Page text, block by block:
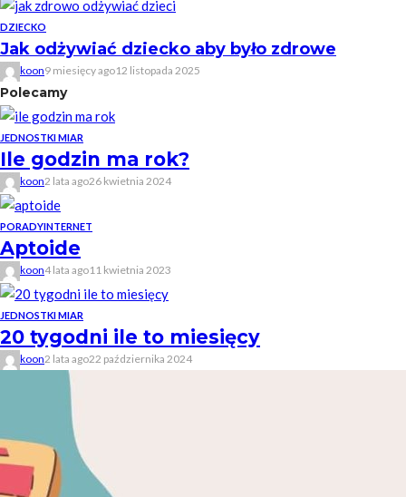
DZIECKO
Jak odżywiać dziecko aby było zdrowe
koon9 miesięcy ago12 listopada 2025
Polecamy
JEDNOSTKI MIAR
Ile godzin ma rok?
koon2 lata ago26 kwietnia 2024
PORADYINTERNET
Aptoide
koon4 lata ago11 kwietnia 2023
JEDNOSTKI MIAR
20 tygodni ile to miesięcy
koon2 lata ago22 października 2024